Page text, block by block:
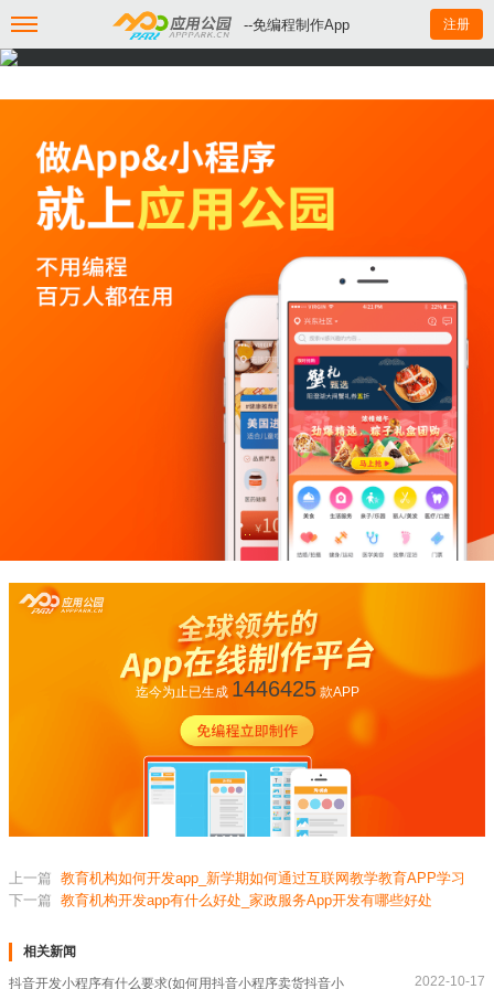
--免编程制作App 注册
迄今为止已生成 1446425款APP
上一篇 教育机构如何开发app_新学期如何通过互联网教学教育APP学习
下一篇 教育机构开发app有什么好处_家政服务App开发有哪些好处
相关新闻
抖音开发小程序有什么要求(如何用抖音小程序卖货抖音小 2022-10-17